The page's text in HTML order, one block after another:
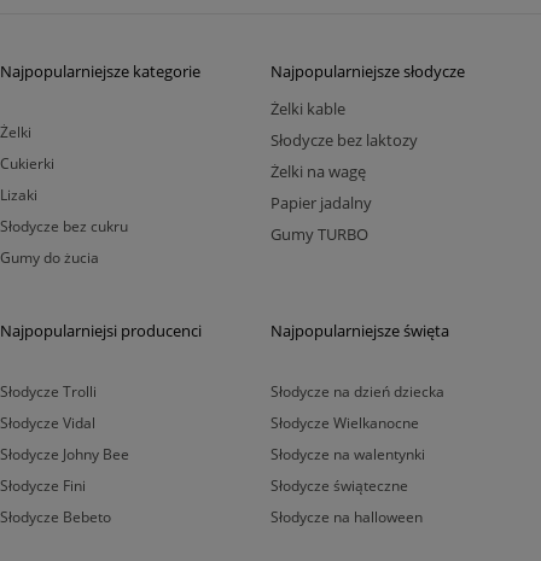
Najpopularniejsze kategorie
Żelki
Cukierki
Lizaki
Słodycze bez cukru
Gumy do żucia
Najpopularniejsze słodycze
Żelki kable
Słodycze bez laktozy
Żelki na wagę
Papier jadalny
Gumy TURBO
Najpopularniejsi producenci
Słodycze Trolli
Słodycze Vidal
Słodycze Johny Bee
Słodycze Fini
Słodycze Bebeto
Najpopularniejsze święta
Słodycze na dzień dziecka
Słodycze Wielkanocne
Słodycze na walentynki
Słodycze świąteczne
Słodycze na halloween